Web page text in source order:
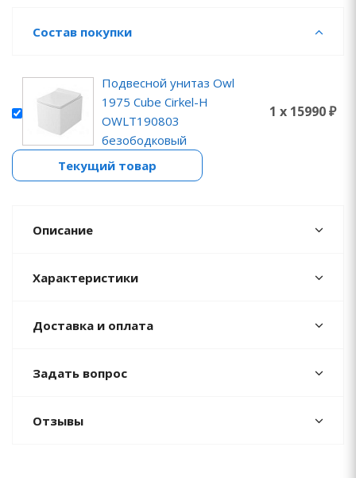
Состав покупки
Подвесной унитаз Owl
1975 Cube Cirkel-H
OWLT190803
безободковый
1 x 15990 ₽
Текущий товар
Описание
Характеристики
Доставка и оплата
Задать вопрос
Отзывы